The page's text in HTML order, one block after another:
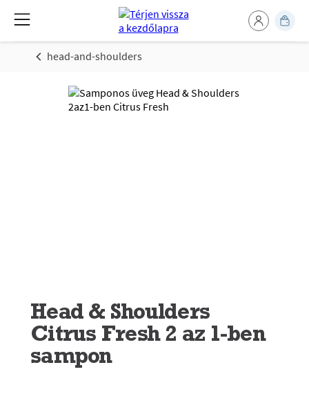
head-and-shoulders
Head & Shoulders
Citrus Fresh 2 az 1-ben
sampon